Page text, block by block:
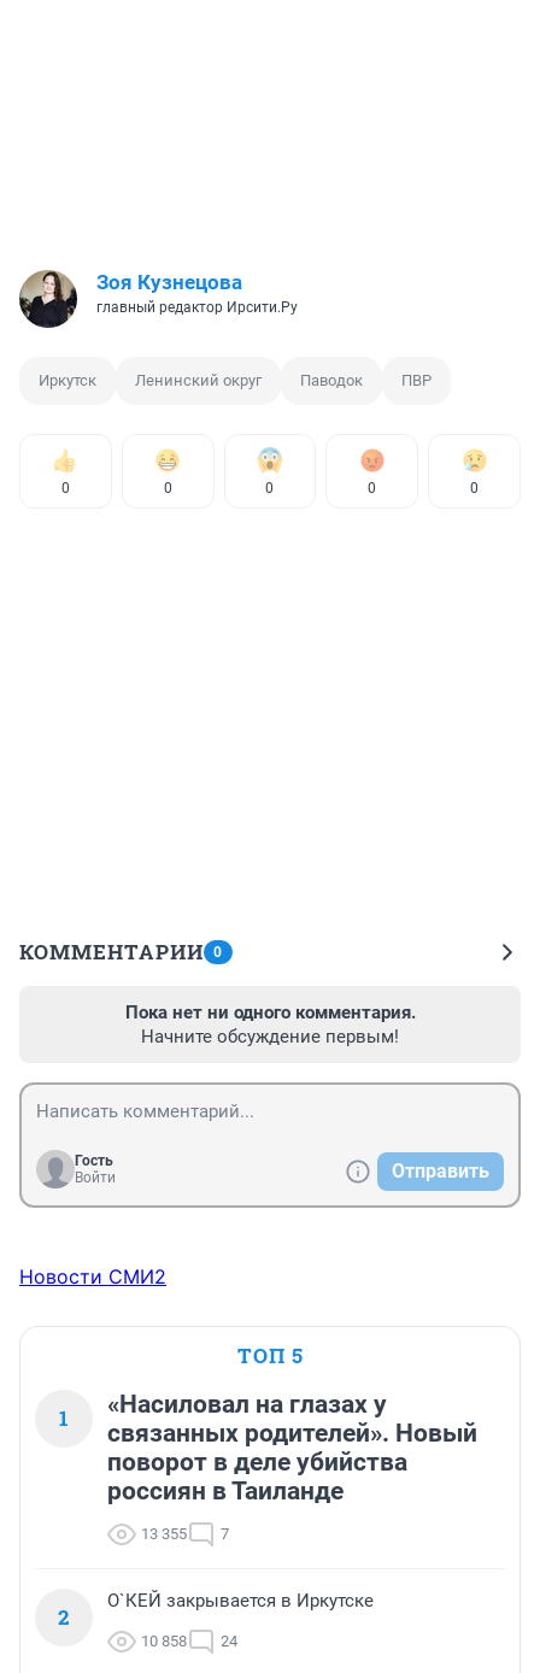
Зоя Кузнецова
главный редактор Ирсити.Ру
Иркутск Ленинский округ Паводок ПВР
0 0 0 0 0
КОММЕНТАРИИ 0
Пока нет ни одного комментария.
Начните обсуждение первым!
Гость
Войти
Отправить
Новости СМИ2
ТОП 5
1
«Насиловал на глазах у
связанных родителей». Новый
поворот в деле убийства
россиян в Таиланде
13 355 7
2
О`КЕЙ закрывается в Иркутске
10 858 24